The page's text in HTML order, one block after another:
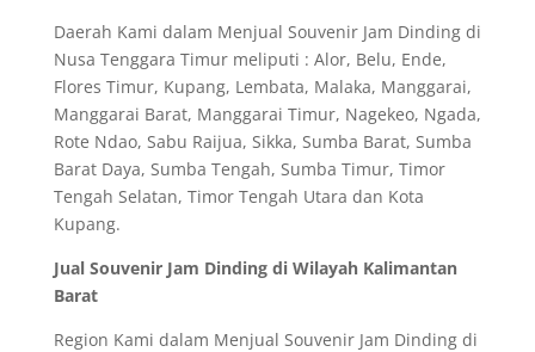
Daerah Kami dalam Menjual Souvenir Jam Dinding di
Nusa Tenggara Timur meliputi : Alor, Belu, Ende,
Flores Timur, Kupang, Lembata, Malaka, Manggarai,
Manggarai Barat, Manggarai Timur, Nagekeo, Ngada,
Rote Ndao, Sabu Raijua, Sikka, Sumba Barat, Sumba
Barat Daya, Sumba Tengah, Sumba Timur, Timor
Tengah Selatan, Timor Tengah Utara dan Kota
Kupang.
Jual Souvenir Jam Dinding di Wilayah Kalimantan
Barat
Region Kami dalam Menjual Souvenir Jam Dinding di